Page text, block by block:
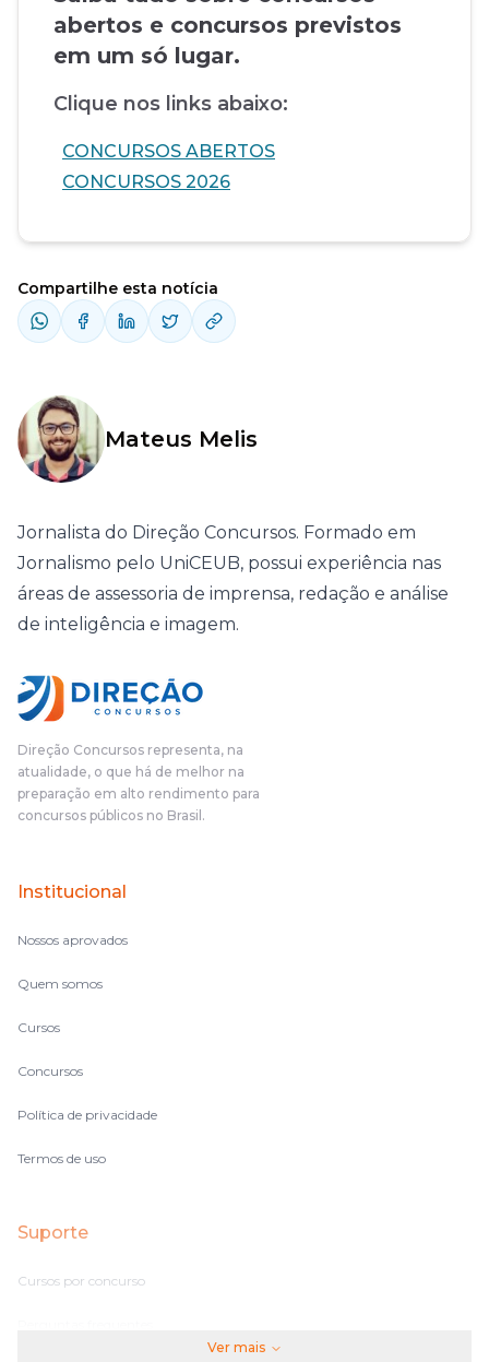
abertos e concursos previstos
em um só lugar.
Clique nos links abaixo:
CONCURSOS ABERTOS
CONCURSOS 2026
Compartilhe esta notícia
Mateus Melis
Jornalista do Direção Concursos. Formado em
Jornalismo pelo UniCEUB, possui experiência nas
áreas de assessoria de imprensa, redação e análise
de inteligência e imagem.
Direção Concursos representa, na
atualidade, o que há de melhor na
preparação em alto rendimento para
concursos públicos no Brasil.
Institucional
Nossos aprovados
Quem somos
Cursos
Concursos
Política de privacidade
Termos de uso
Suporte
Cursos por concurso
Ver mais